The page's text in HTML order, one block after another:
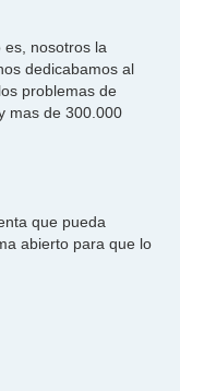
es, nosotros la
dedicabamos al
problemas de
mas de 300.000
que pueda
abierto para que lo